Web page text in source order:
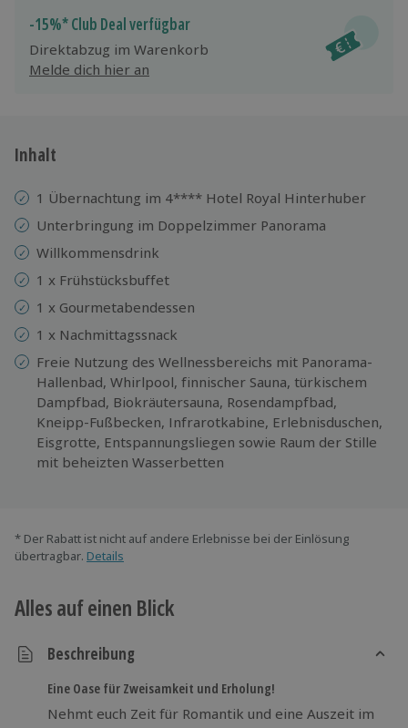
Jeder Gutschein für alle Erlebnisse einlösbar.
Maximale Sicherheit
10 Jahre gültig & verlängerbar.
-15%* Club Deal verfügbar
Direktabzug im Warenkorb
Melde dich hier an
Inhalt
1 Übernachtung im 4**** Hotel Royal Hinterhuber
Unterbringung im Doppelzimmer Panorama
Willkommensdrink
1 x Frühstücksbuffet
1 x Gourmetabendessen
1 x Nachmittagssnack
Freie Nutzung des Wellnessbereichs mit Panorama-
Hallenbad, Whirlpool, finnischer Sauna, türkischem
Dampfbad, Biokräutersauna, Rosendampfbad,
Kneipp-Fußbecken, Infrarotkabine, Erlebnisduschen,
Eisgrotte, Entspannungsliegen sowie Raum der Stille
mit beheizten Wasserbetten
* Der Rabatt ist nicht auf andere Erlebnisse bei der Einlösung
übertragbar. Details
Alles auf einen Blick
Beschreibung
Eine Oase für Zweisamkeit und Erholung!
Nehmt euch Zeit für Romantik und eine Auszeit im